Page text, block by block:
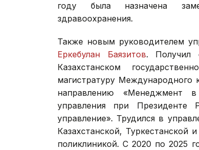
году была назначена
здравоохранения.
Также новым руководителем
Еркебулан Баязитов. Получил
Казахстанском
магистратуру Международного
направлению «Менеджмент в
управления при Президенте
управление». Трудился в
Казахстанской, Туркестанской
поликлиникой. С 2020 по 2025